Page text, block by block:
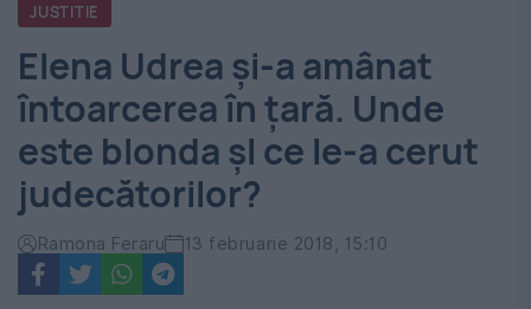
România
-
Evenimentul
Zilei
JUSTITIE
Elena Udrea şi-a amânat
întoarcerea în ţară. Unde
este blonda șI ce le-a cerut
judecătorilor?
Ramona Feraru 13 februarie 2018, 15:10